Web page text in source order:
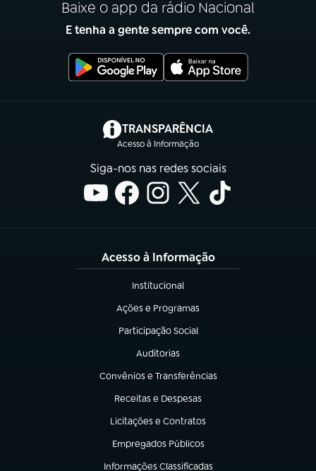
Baixe o app da rádio Nacional
E tenha a gente sempre com você.
TRANSPARÊNCIA
Acesso à Informação
(abre em nova aba)
Siga-nos nas redes sociais
Acesso à Informação
Institucional
(abre em nova aba)
Ações e Programas
(abre em nova aba)
Participação Social
(abre em nova aba)
Auditorias
(abre em nova aba)
Convênios e Transferências
(abre em nova aba)
Receitas e Despesas
(abre em nova aba)
Licitações e Contratos
(abre em nova aba)
Empregados Públicos
(abre em nova aba)
Informações Classificadas